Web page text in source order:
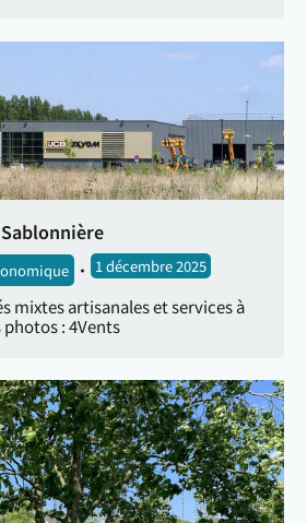
1 décembre 2025
mixtes artisanales et services à
: 4Vents